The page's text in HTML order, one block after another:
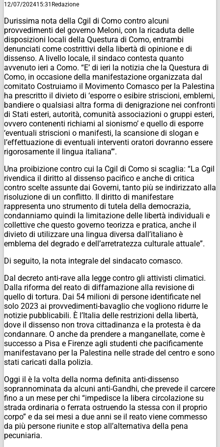
12/07/202415:31 Redazione
Durissima nota della Cgil di Como contro alcuni
provvedimenti del governo Meloni, con la ricaduta delle
disposizioni locali della Questura di Como, entrambi
denunciati come costrittivi della libertà di opinione e di
dissenso. A livello locale, il sindaco contesta quanto
avvenuto ieri a Como. “E’ di ieri la notizia che la Questura di
Como, in occasione della manifestazione organizzata dal
comitato Costruiamo il Movimento Comasco per la Palestina
ha prescritto il divieto di ‘esporre o esibire striscioni, emblemi,
bandiere o qualsiasi altra forma di denigrazione nei confronti
di Stati esteri, autorità, comunità associazioni o gruppi esteri,
ovvero contenenti richiami al sionismo’ e quello di esporre
‘eventuali striscioni o manifesti, la scansione di slogan e
l’effettuazione di eventuali interventi oratori dovranno essere
rigorosamente il lingua italiana’”.
Una proibizione contro cui la Cgil di Como si scaglia: “La Cgil
rivendica il diritto al dissenso pacifico e anche di critica
contro scelte assunte dai Governi, tanto più se indirizzato alla
risoluzione di un conflitto. Il diritto di manifestare
rappresenta uno strumento di tutela della democrazia,
condanniamo quindi la limitazione delle libertà individuali e
collettive che questo governo teorizza e pratica, anche il
divieto di utilizzare una lingua diversa dall’italiano è
emblema del degrado e dell’arretratezza culturale attuale”.
Di seguito, la nota integrale del sindacato comasco.
Dal decreto anti-rave alla legge contro gli attivisti climatici.
Dalla riforma del reato di diffamazione alla revisione di
quello di tortura. Dai 54 milioni di persone identificate nel
solo 2023 ai provvedimenti-bavaglio che vogliono ridurre le
notizie pubblicabili. È l’Italia delle restrizioni della libertà,
dove il dissenso non trova cittadinanza e la protesta è da
condannare. O anche da prendere a manganellate, come è
successo a Pisa e Firenze agli studenti che pacificamente
manifestavano per la Palestina nelle strade del centro e sono
stati caricati dalla polizia.
Oggi il è la volta della norma definita anti-dissenso
soprannominata da alcuni anti-Gandhi, che prevede il carcere
fino a un mese per chi “impedisce la libera circolazione su
strada ordinaria o ferrata ostruendo la stessa con il proprio
corpo” e da sei mesi a due anni se il reato viene commesso
da più persone riunite e stop all’alternativa della pena
pecuniaria.